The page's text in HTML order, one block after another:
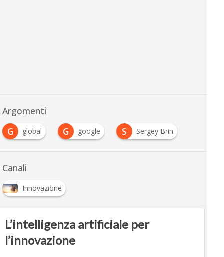
Argomenti
G
global G google S Sergey Brin
Canali
Innovazione
L’intelligenza artificiale per
l’innovazione